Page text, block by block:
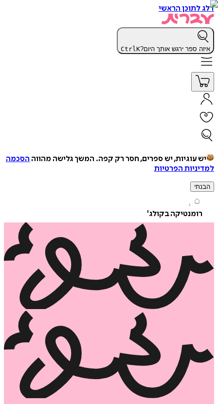
הראשי
ספר ירגש אותך היום? Ctrl K
עוגיות, יש ספרים, חסר רק קפה. המשך גלישה מהווההסכמה
הפרטיות
בקולג'